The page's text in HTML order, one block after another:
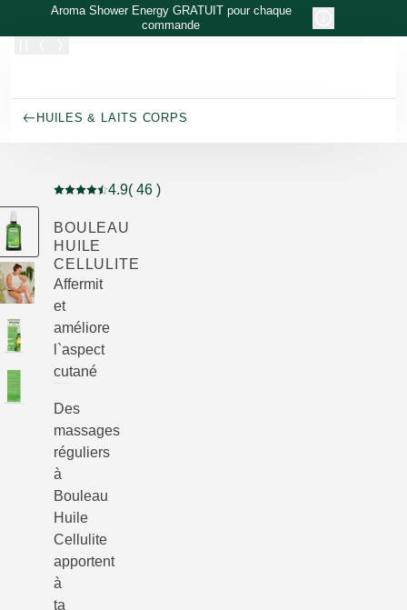
Allez au contenu principal
Aroma Shower Energy GRATUIT pour chaque
commande
HUILES & LAITS CORPS
Note actuelle : 4.9 sur 5 étoiles Noté par 46 clients
4.9( 46 )
BOULEAU
HUILE
CELLULITE
Affermit
et
améliore
l`aspect
cutané
Des
massages
réguliers
à
Bouleau
Huile
Cellulite
apportent
à
ta